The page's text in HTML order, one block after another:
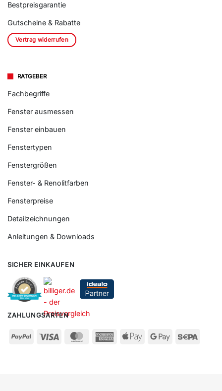
Bestpreisgarantie
Gutscheine & Rabatte
Vertrag widerrufen
RATGEBER
Fachbegriffe
Fenster ausmessen
Fenster einbauen
Fenstertypen
Fenstergrößen
Fenster- & Renolitfarben
Fensterpreise
Detailzeichnungen
Anleitungen & Downloads
SICHER EINKAUFEN
ZAHLUNGSARTEN